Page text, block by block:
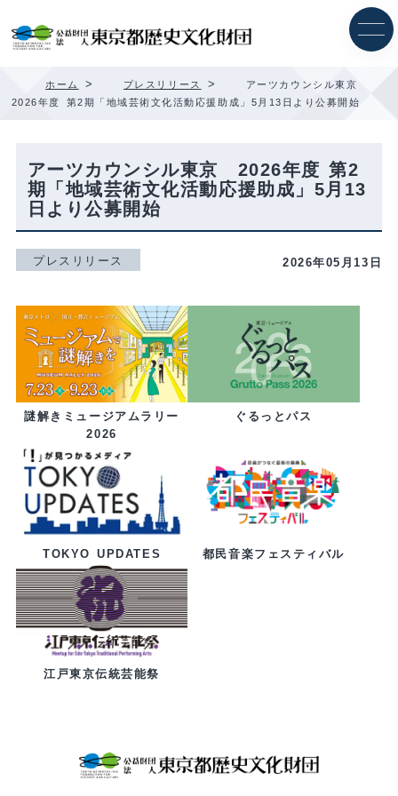
ッ
ホーム > プレスリリース >
アーツカウンシル東京
2026年度 第2期「地域芸術文化活動応援助成」5月13日より公募開始
アーツカウンシル東京 2026年度 第2
期「地域芸術文化活動応援助成」5月13
日より公募開始
プレスリリース 2026年05月13日
謎解きミュージアムラリー
2026
ぐるっとパス
TOKYO UPDATES 都民音楽フェスティバル
江戸東京伝統芸能祭